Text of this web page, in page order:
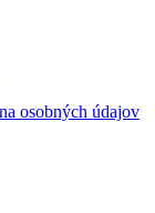
osobných údajov